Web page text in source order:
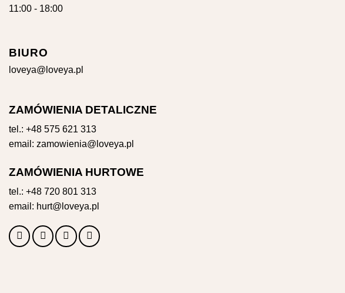
11:00 - 18:00
BIURO
loveya@loveya.pl
ZAMÓWIENIA DETALICZNE
tel.: +48 575 621 313
email: zamowienia@loveya.pl
ZAMÓWIENIA HURTOWE
tel.: +48 720 801 313
email: hurt@loveya.pl